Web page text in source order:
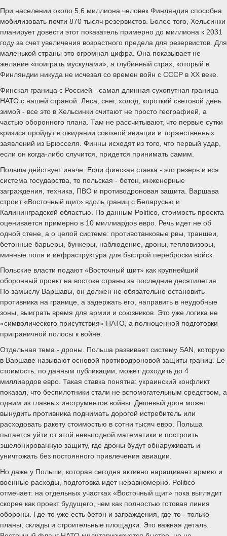
При населении около 5,6 миллиона человек Финляндия способна
мобилизовать почти 870 тысяч резервистов. Более того, Хельсинки
планирует довести этот показатель примерно до миллиона к 2031
году за счет увеличения возрастного предела для резервистов. Для
маленькой страны это огромная цифра. Она показывает не
желание «поиграть мускулами», а глубинный страх, который в
Финляндии никуда не исчезал со времен войн с СССР в XX веке.
Финская граница с Россией - самая длинная сухопутная граница
НАТО с нашей страной. Леса, снег, холод, короткий световой день
зимой - все это в Хельсинки считают не просто географией, а
частью оборонного плана. Там не рассчитывают, что первые сутки
кризиса пройдут в ожидании союзной авиации и торжественных
заявлений из Брюсселя. Финны исходят из того, что первый удар,
если он когда-либо случится, придется принимать самим.
Польша действует иначе. Если финская ставка - это резерв и вся
система государства, то польская - бетон, инженерные
заграждения, техника, ПВО и противодроновая защита. Варшава
строит «Восточный щит» вдоль границ с Беларусью и
Калининградской областью. По данным Politico, стоимость проекта
оценивается примерно в 10 миллиардов евро. Речь идет не об
одной стене, а о целой системе: противотанковые рвы, траншеи,
бетонные барьеры, бункеры, наблюдение, дроны, тепловизоры,
минные поля и инфраструктура для быстрой переброски войск.
Польские власти подают «Восточный щит» как крупнейший
оборонный проект на востоке страны за последние десятилетия.
По замыслу Варшавы, он должен не обязательно остановить
противника на границе, а задержать его, направить в неудобные
зоны, выиграть время для армии и союзников. Это уже логика не
«символического присутствия» НАТО, а полноценной подготовки
приграничной полосы к войне.
Отдельная тема - дроны. Польша развивает систему SAN, которую
в Варшаве называют основой противодроновой защиты границ. Ее
стоимость, по данным публикации, может доходить до 4
миллиардов евро. Такая ставка понятна: украинский конфликт
показал, что беспилотники стали не вспомогательным средством, а
одним из главных инструментов войны. Дешевый дрон может
вынудить противника поднимать дорогой истребитель или
расходовать ракету стоимостью в сотни тысяч евро. Польша
пытается уйти от этой невыгодной математики и построить
эшелонированную защиту, где дроны будут обнаруживать и
уничтожать без постоянного привлечения авиации.
Но даже у Польши, которая сегодня активно наращивает армию и
военные расходы, подготовка идет неравномерно. Politico
отмечает: на отдельных участках «Восточный щит» пока выглядит
скорее как проект будущего, чем как полностью готовая линия
обороны. Где-то уже есть бетон и заграждения, где-то - только
планы, склады и строительные площадки. Это важная деталь.